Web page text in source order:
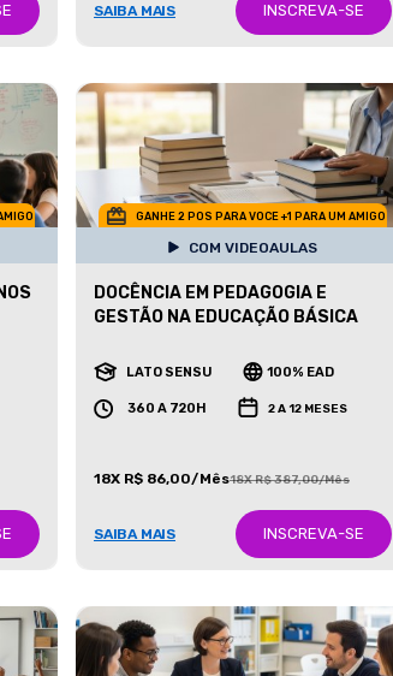
SAIBA MAIS INSCREVA-SE
GANHE 2 POS PARA VOCE +1 PARA UM AMIGO
COM VIDEOAULAS
DOCÊNCIA EM PEDAGOGIA E
GESTÃO NA EDUCAÇÃO BÁSICA
LATO SENSU 100% EAD
360 A 720H 2 A 12 MESES
18X R$ 86,00/Mês18X R$ 387,00/Mês
SAIBA MAIS INSCREVA-SE